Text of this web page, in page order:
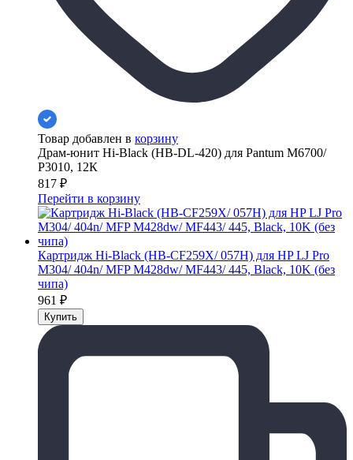
Товар добавлен в корзину
Драм-юнит Hi-Black (HB-DL-420) для Pantum M6700/
P3010, 12К
817 ₽
Перейти в корзину
Картридж Hi-Black (HB-CF259X/ 057H) для HP LJ Pro
M304/ 404n/ MFP M428dw/ MF443/ 445, Black, 10K (без
чипа)
961 ₽